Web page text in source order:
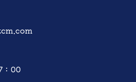
：00